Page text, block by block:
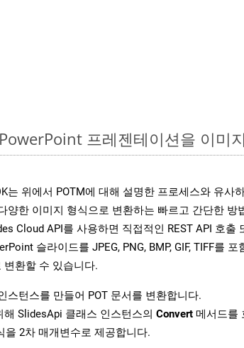
프레젠테이션을 이미
는 위에서 POTM에 대해 설명한 프로세스와 유사
양한 이미지 형식으로 변환하는 빠르고 간단한 방
Cloud API를 사용하면 직접적인 REST API 호출
슬라이드를 JPEG, PNG, BMP, GIF, TIFF를 포
변환할 수 있습니다.
스턴스를 만들어 POT 문서를 변환합니다.
해 SlidesApi 클래스 인스턴스의 Convert 메서드를
을 2차 매개변수로 제공합니다.